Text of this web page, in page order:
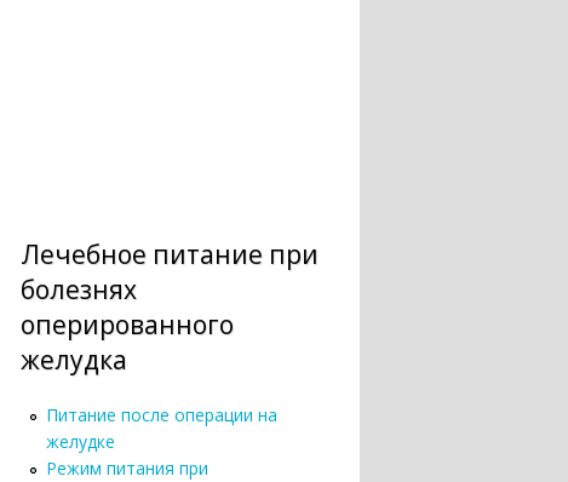
Лечебное питание при
болезнях
оперированного
желудка
Питание после операции на
желудке
Режим питания при